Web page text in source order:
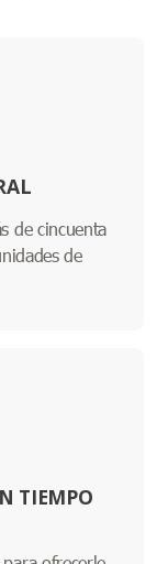
de cincuenta
de
TIEMPO